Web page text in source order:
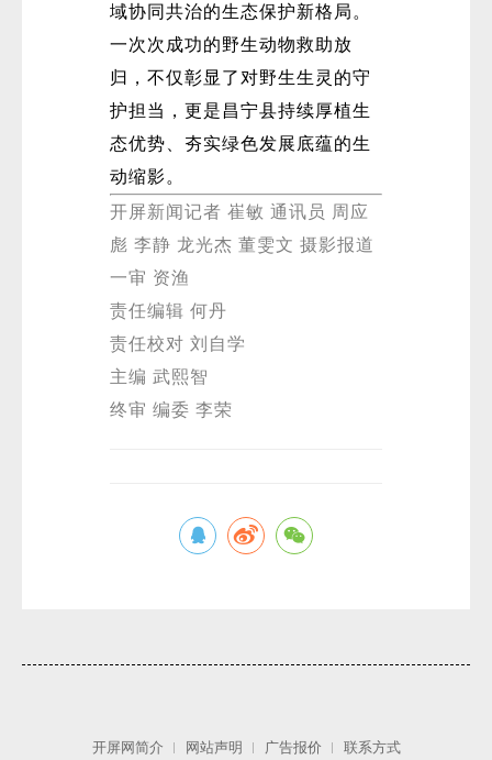
域协同共治的生态保护新格局。
一次次成功的野生动物救助放
归，不仅彰显了对野生生灵的守
护担当，更是昌宁县持续厚植生
态优势、夯实绿色发展底蕴的生
动缩影。
开屏新闻记者 崔敏 通讯员 周应
彪 李静 龙光杰 董雯文 摄影报道
一审 资渔
责任编辑 何丹
责任校对 刘自学
主编 武熙智
终审 编委 李荣
开屏网简介 网站声明 广告报价 联系方式